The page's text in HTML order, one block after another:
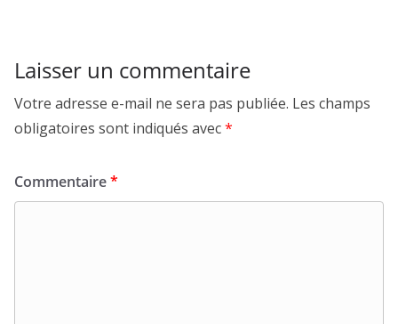
Laisser un commentaire
Votre adresse e-mail ne sera pas publiée. Les champs
obligatoires sont indiqués avec*
Commentaire*